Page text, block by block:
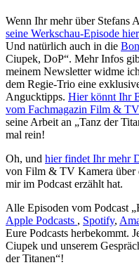
Wenn Ihr mehr über Stefans
seine Werkschau-Episode
Und natürlich auch in die
Ciupek, DoP“. Mehr Infos
meinem Newsletter widme
dem Regie-Trio eine
Angucktipps. Hier könnt Ihr
vom Fachmagazin Film &
seine Arbeit an „Tanz der
mal rein!
Oh, und hier findet Ihr mehr
von Film & TV Kamera über
mir im Podcast erzählt hat.
Alle Episoden vom Podcast
Apple Podcasts , Spotify,
Eure Podcasts herbekommt.
Ciupek und unserem
der Titanen“!